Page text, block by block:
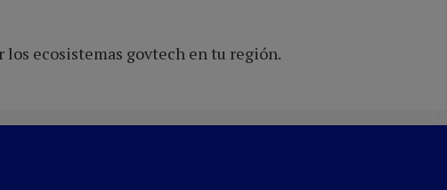
ecosistemas govtech en tu región.